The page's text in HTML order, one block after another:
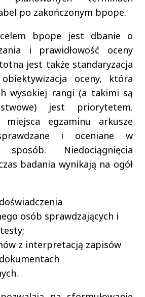
po zakończonym bpope.
celem bpope jest dbanie o
i prawidłowość oceny
jest także standaryzacja
oceny, która
wysokiej rangi (a takimi są
jest priorytetem.
miejsca egzaminu arkusze
i oceniane w
sposób. Niedociągnięcia
badania wynikają na ogół
osób sprawdzających i
z interpretacją zapisów